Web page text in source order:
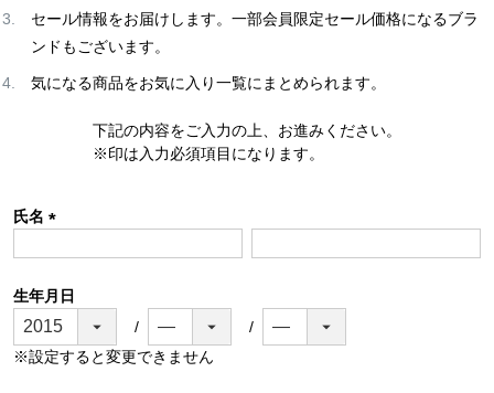
セール情報をお届けします。一部会員限定セール価格になるブラ
ンドもございます。
気になる商品をお気に入り一覧にまとめられます。
下記の内容をご入力の上、お進みください。
※印は入力必須項目になります。
氏名
須
)
生年月日
※設定すると変更できません